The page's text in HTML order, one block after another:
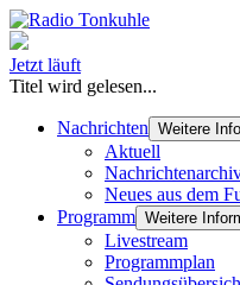
Jetzt läuft
Titel wird gelesen...
Nachrichten Weitere
Aktuell
Neues aus dem
Programm Weitere
Livestream
Programmplan